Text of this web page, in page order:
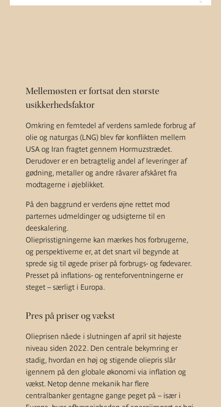
Mellemøsten er fortsat den største
usikkerhedsfaktor
Omkring en femtedel af verdens samlede forbrug af
olie og naturgas (LNG) blev før konflikten mellem
USA og Iran fragtet gennem Hormuzstrædet.
Derudover er en betragtelig andel af leveringer af
gødning, metaller og andre råvarer afskåret fra
modtagerne i øjeblikket.
På den baggrund er verdens øjne rettet mod
parternes udmeldinger og udsigterne til en
deeskalering.
Olieprisstigningerne kan mærkes hos forbrugerne,
og perspektiverne er, at det snart vil begynde at
sprede sig til øgede priser på forbrugs- og fødevarer.
Presset på inflations- og renteforventningerne er
steget – særligt i Europa.
Pres på priser og vækst
Olieprisen nåede i slutningen af april sit højeste
niveau siden 2022. Den centrale bekymring er
stadig, hvordan en høj og stigende oliepris slår
igennem på den globale økonomi via inflation og
vækst. Netop denne mekanik har flere
centralbanker gentagne gange peget på – især i